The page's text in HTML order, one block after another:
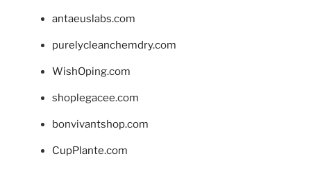
antaeuslabs.com
purelycleanchemdry.com
WishOping.com
shoplegacee.com
bonvivantshop.com
CupPlante.com